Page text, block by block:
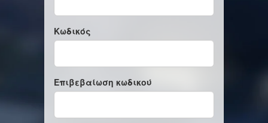
Κωδικός
Επιβεβαίωση κωδικού